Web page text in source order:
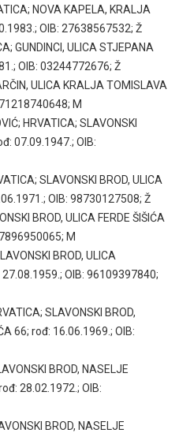
NOVA KAPELA, KRALJA
OIB: 27638567532; Ž
GUNDINCI, ULICA STJEPANA
OIB: 03244772676; Ž
ULICA KRALJA TOMISLAVA
M
HRVATICA; SLAVONSKI
07.09.1947.; OIB:
SLAVONSKI BROD, ULICA
OIB: 98730127508; Ž
BROD, ULICA FERDE ŠIŠIĆA
M
BROD, ULICA
OIB: 96109397840;
SLAVONSKI BROD,
66; rođ: 16.06.1969.; OIB:
BROD, NASELJE
28.02.1972.; OIB:
BROD, NASELJE